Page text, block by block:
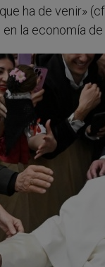
ha de venir» (cf.
la economía de